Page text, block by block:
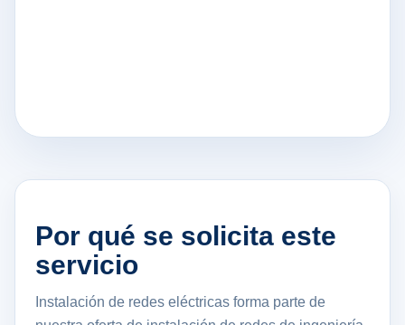
Por qué se solicita este
servicio
Instalación de redes eléctricas forma parte de